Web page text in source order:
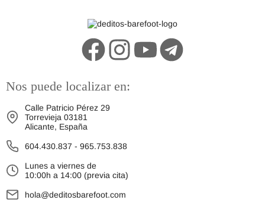
Nos puede localizar en:
Calle Patricio Pérez 29
Torrevieja 03181
Alicante, España
604.430.837 - 965.753.838
Lunes a viernes de
10:00h a 14:00 (previa cita)
hola@deditosbarefoot.com